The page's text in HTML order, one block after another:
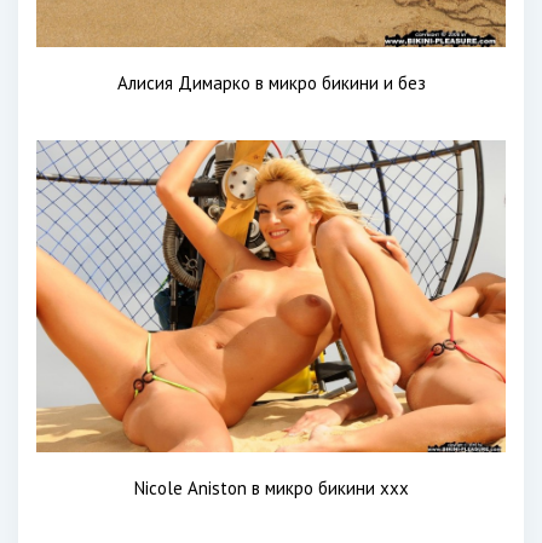
Алисия Димарко в микро бикини и без
Nicole Aniston в микро бикини xxx